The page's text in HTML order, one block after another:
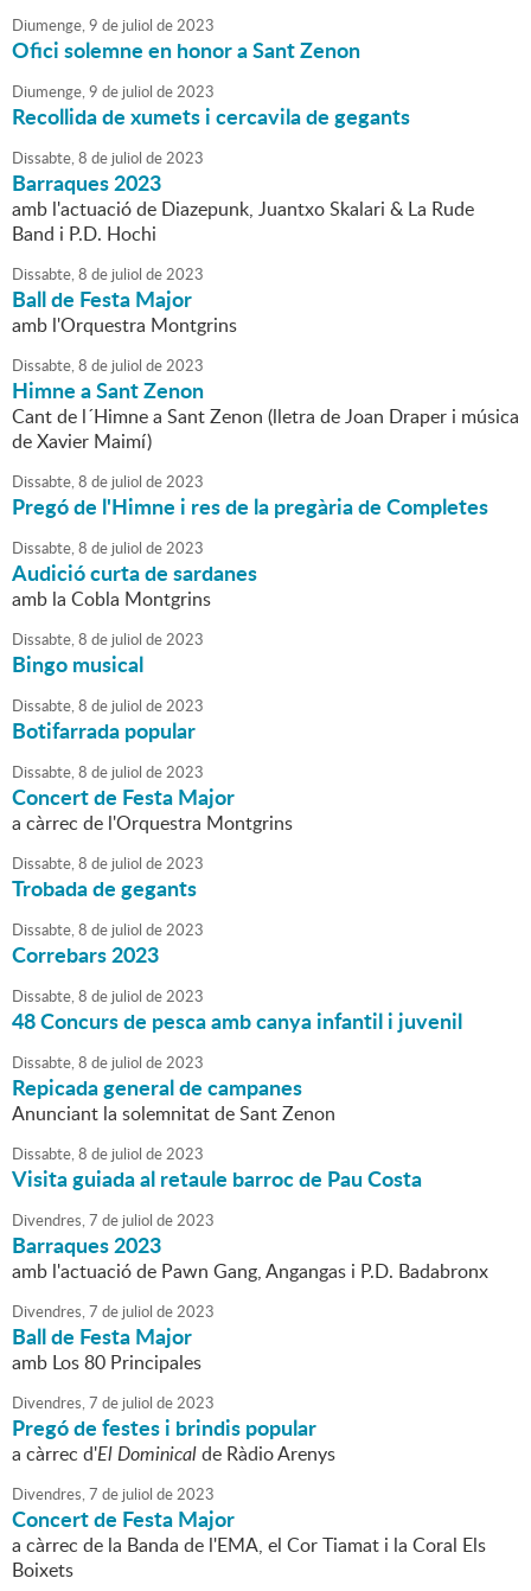
Diumenge,9 de juliol de2023
Ofici solemne en honor a Sant Zenon
Diumenge,9 de juliol de2023
Recollida de xumets i cercavila de gegants
Dissabte,8 de juliol de2023
Barraques 2023
amb l'actuació de Diazepunk, Juantxo Skalari & La Rude
Band i P.D. Hochi
Dissabte,8 de juliol de2023
Ball de Festa Major
amb l'Orquestra Montgrins
Dissabte,8 de juliol de2023
Himne a Sant Zenon
Cant de l´Himne a Sant Zenon (lletra de Joan Draper i música
de Xavier Maimí)
Dissabte,8 de juliol de2023
Pregó de l'Himne i res de la pregària de Completes
Dissabte,8 de juliol de2023
Audició curta de sardanes
amb la Cobla Montgrins
Dissabte,8 de juliol de2023
Bingo musical
Dissabte,8 de juliol de2023
Botifarrada popular
Dissabte,8 de juliol de2023
Concert de Festa Major
a càrrec de l'Orquestra Montgrins
Dissabte,8 de juliol de2023
Trobada de gegants
Dissabte,8 de juliol de2023
Correbars 2023
Dissabte,8 de juliol de2023
48 Concurs de pesca amb canya infantil i juvenil
Dissabte,8 de juliol de2023
Repicada general de campanes
Anunciant la solemnitat de Sant Zenon
Dissabte,8 de juliol de2023
Visita guiada al retaule barroc de Pau Costa
Divendres,7 de juliol de2023
Barraques 2023
amb l'actuació de Pawn Gang, Angangas i P.D. Badabronx
Divendres,7 de juliol de2023
Ball de Festa Major
amb Los 80 Principales
Divendres,7 de juliol de2023
Pregó de festes i brindis popular
a càrrec d'El Dominicalde Ràdio Arenys
Divendres,7 de juliol de2023
Concert de Festa Major
a càrrec de la Banda de l'EMA, el Cor Tiamat i la Coral Els
Boixets